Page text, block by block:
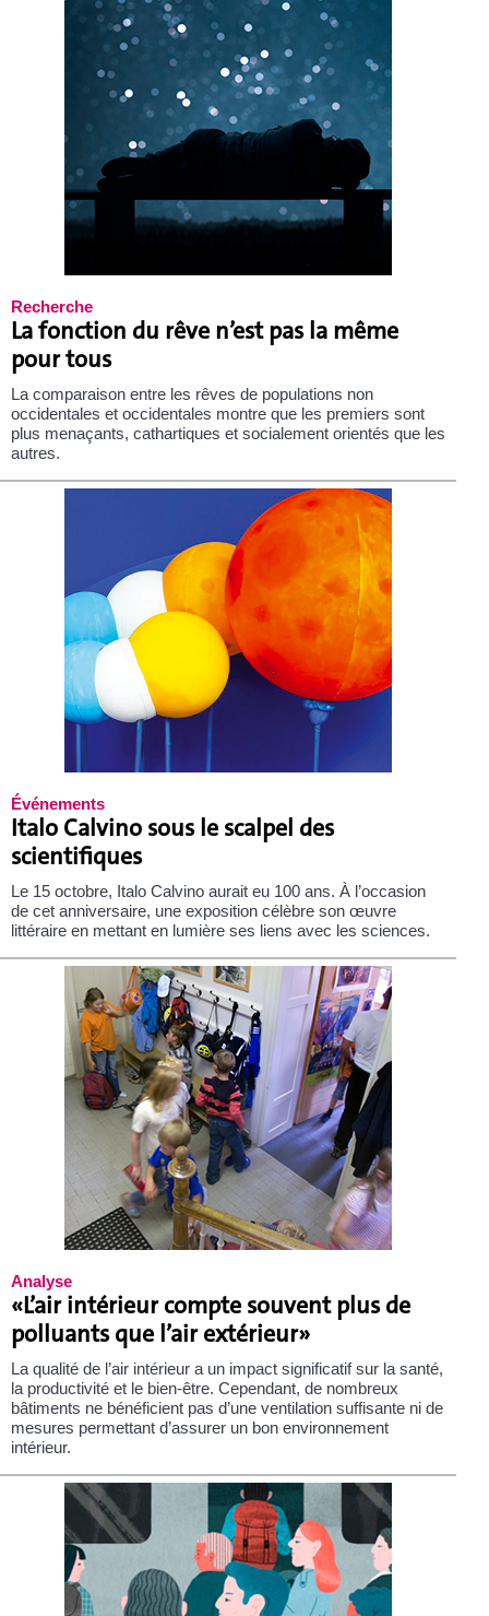
Recherche
La fonction du rêve n’est pas la même
pour tous
La comparaison entre les rêves de populations non
occidentales et occidentales montre que les premiers sont
plus menaçants, cathartiques et socialement orientés que les
autres.
Événements
Italo Calvino sous le scalpel des
scientifiques
Le 15 octobre, Italo Calvino aurait eu 100 ans. À l’occasion
de cet anniversaire, une exposition célèbre son œuvre
littéraire en mettant en lumière ses liens avec les sciences.
Analyse
«L’air intérieur compte souvent plus de
polluants que l’air extérieur»
La qualité de l’air intérieur a un impact significatif sur la santé,
la productivité et le bien-être. Cependant, de nombreux
bâtiments ne bénéficient pas d’une ventilation suffisante ni de
mesures permettant d’assurer un bon environnement
intérieur.